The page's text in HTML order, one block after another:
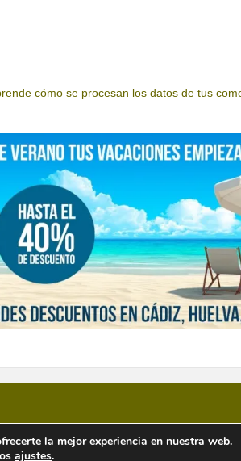
cómo se procesan los datos de tus
la mejor experiencia en nuestra web.
ajustes.